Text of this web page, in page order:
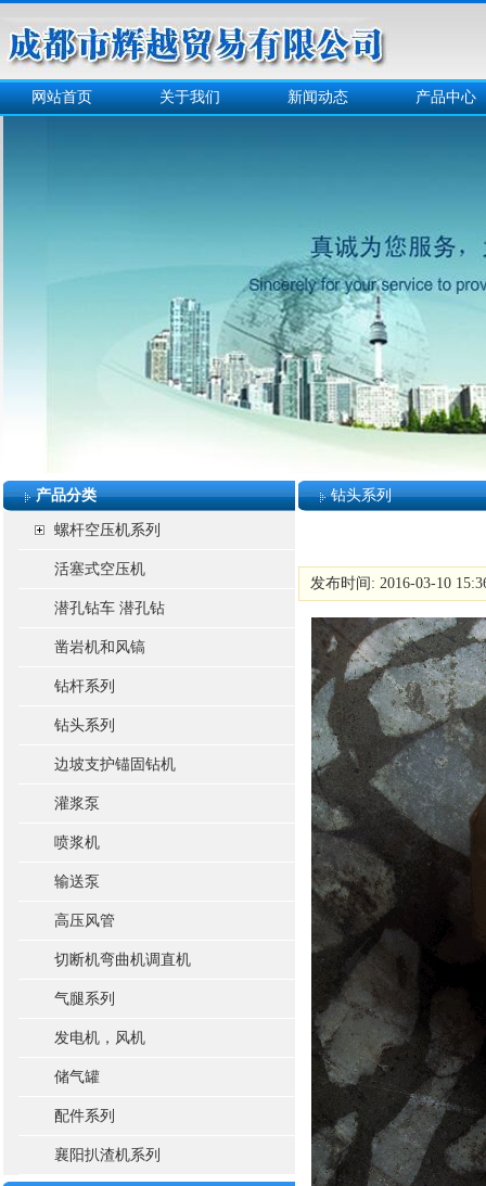
网站首页 关于我们 新闻动态 产品中心
产品分类
螺杆空压机系列
活塞式空压机
潜孔钻车 潜孔钻
凿岩机和风镐
钻杆系列
钻头系列
边坡支护锚固钻机
灌浆泵
喷浆机
输送泵
高压风管
切断机弯曲机调直机
气腿系列
发电机，风机
储气罐
配件系列
襄阳扒渣机系列
钻头系列
发布时间: 2016-03-10